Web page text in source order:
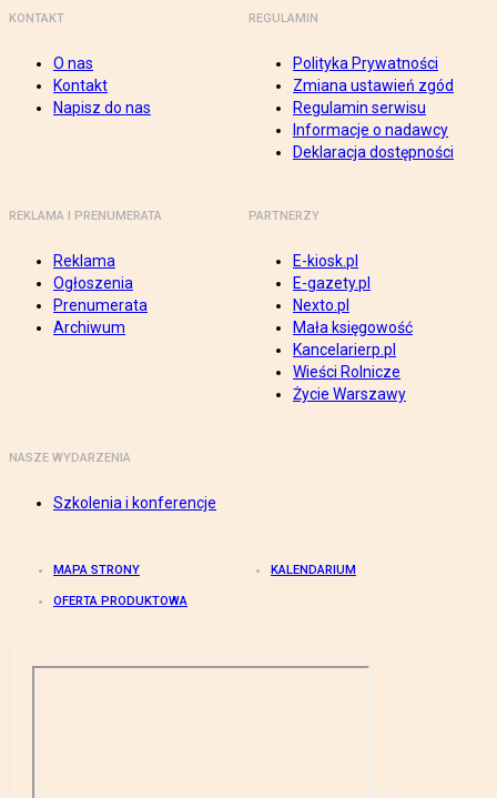
KONTAKT
O nas
Kontakt
Napisz do nas
REGULAMIN
Polityka Prywatności
Zmiana ustawień zgód
Regulamin serwisu
Informacje o nadawcy
Deklaracja dostępności
REKLAMA I PRENUMERATA
Reklama
Ogłoszenia
Prenumerata
Archiwum
PARTNERZY
E-kiosk.pl
E-gazety.pl
Nexto.pl
Mała księgowość
Kancelarierp.pl
Wieści Rolnicze
Życie Warszawy
NASZE WYDARZENIA
Szkolenia i konferencje
MAPA STRONY KALENDARIUM
OFERTA PRODUKTOWA